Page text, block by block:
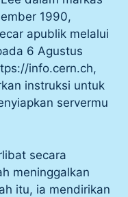
1990,
apublik melalui
6 Agustus
info.cern.ch,
instruksi untuk
servermu
secara
meninggalkan
itu, ia mendirikan